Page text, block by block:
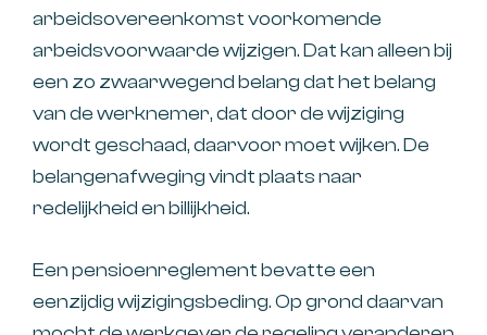
arbeidsovereenkomst voorkomende
arbeidsvoorwaarde wijzigen. Dat kan alleen bij
een zo zwaarwegend belang dat het belang
van de werknemer, dat door de wijziging
wordt geschaad, daarvoor moet wijken. De
belangenafweging vindt plaats naar
redelijkheid en billijkheid.
Een pensioenreglement bevatte een
eenzijdig wijzigingsbeding. Op grond daarvan